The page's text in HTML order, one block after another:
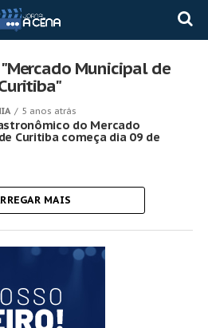
Municipal de
5 anos atrás
do Mercado
Curitiba começa dia 09 de
MAIS